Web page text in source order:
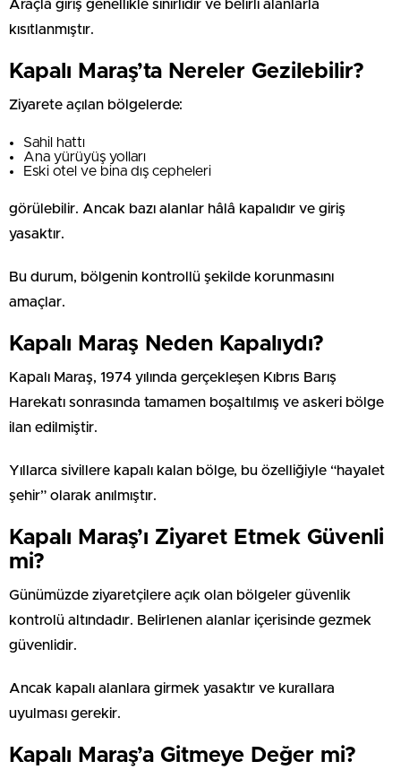
Araçla giriş genellikle sınırlıdır ve belirli alanlarla
kısıtlanmıştır.
Kapalı Maraş’ta Nereler Gezilebilir?
Ziyarete açılan bölgelerde:
Sahil hattı
Ana yürüyüş yolları
Eski otel ve bina dış cepheleri
görülebilir. Ancak bazı alanlar hâlâ kapalıdır ve giriş
yasaktır.
Bu durum, bölgenin kontrollü şekilde korunmasını
amaçlar.
Kapalı Maraş Neden Kapalıydı?
Kapalı Maraş, 1974 yılında gerçekleşen Kıbrıs Barış
Harekatı sonrasında tamamen boşaltılmış ve askeri bölge
ilan edilmiştir.
Yıllarca sivillere kapalı kalan bölge, bu özelliğiyle “hayalet
şehir” olarak anılmıştır.
Kapalı Maraş’ı Ziyaret Etmek Güvenli
mi?
Günümüzde ziyaretçilere açık olan bölgeler güvenlik
kontrolü altındadır. Belirlenen alanlar içerisinde gezmek
güvenlidir.
Ancak kapalı alanlara girmek yasaktır ve kurallara
uyulması gerekir.
Kapalı Maraş’a Gitmeye Değer mi?